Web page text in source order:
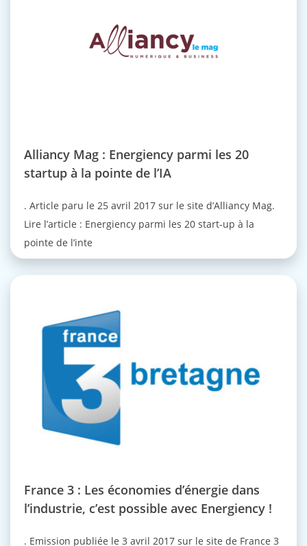
Alliancy Mag : Energiency parmi les 20
startup à la pointe de l’IA
. Article paru le 25 avril 2017 sur le site d’Alliancy Mag.
Lire l’article : Energiency parmi les 20 start-up à la
pointe de l’inte
France 3 : Les économies d’énergie dans
l’industrie, c’est possible avec Energiency !
. Emission publiée le 3 avril 2017 sur le site de France 3